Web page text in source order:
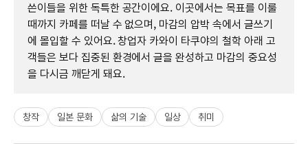
쓴이들을 위한 독특한 공간이에요. 이곳에서는 목표를 이룰
때까지 카페를 떠날 수 없으며, 마감의 압박 속에서 글쓰기
에 몰입할 수 있어요. 창업자 카와이 타쿠야의 철학 아래 고
객들은 보다 집중된 환경에서 글을 완성하고 마감의 중요성
을 다시금 깨닫게 돼요.
창작 일본 문화 삶의 기술 일상 취미